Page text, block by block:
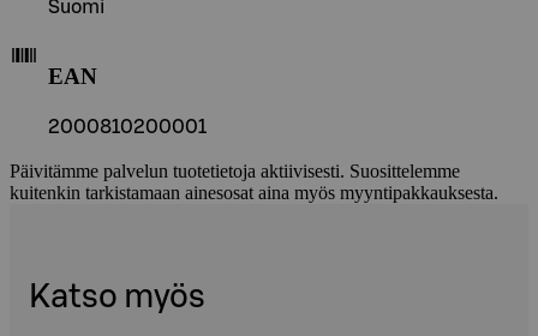
Suomi
EAN
2000810200001
Päivitämme palvelun tuotetietoja aktiivisesti. Suosittelemme
kuitenkin tarkistamaan ainesosat aina myös myyntipakkauksesta.
Katso myös